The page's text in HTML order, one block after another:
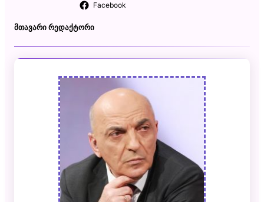
Facebook
ᲛᲗᲐᲕᲐᲠᲘ ᲠᲔᲓᲐᲥᲢᲝᲠᲘ